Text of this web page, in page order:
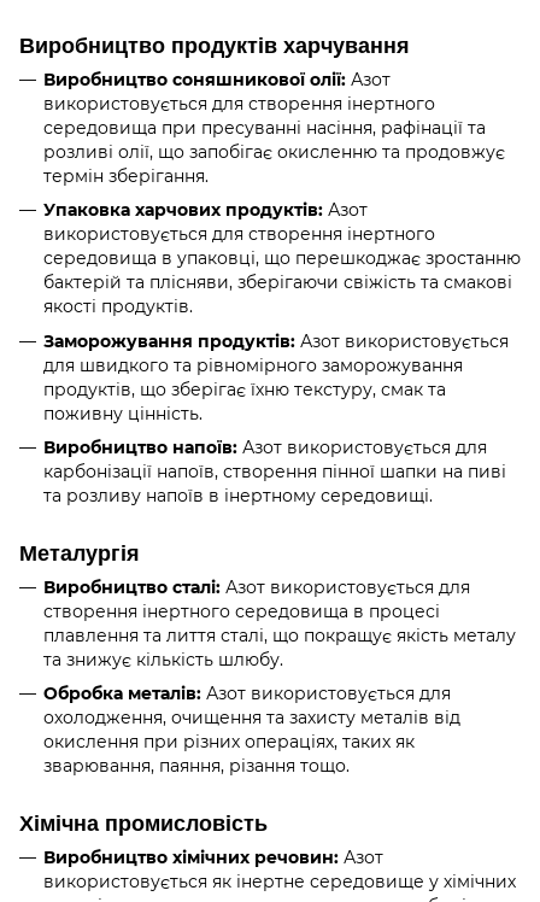
Виробництво продуктів харчування
Виробництво соняшникової олії: Азот
використовується для створення інертного
середовища при пресуванні насіння, рафінації та
розливі олії, що запобігає окисленню та продовжує
термін зберігання.
Упаковка харчових продуктів: Азот
використовується для створення інертного
середовища в упаковці, що перешкоджає зростанню
бактерій та плісняви, зберігаючи свіжість та смакові
якості продуктів.
Заморожування продуктів: Азот використовується
для швидкого та рівномірного заморожування
продуктів, що зберігає їхню текстуру, смак та
поживну цінність.
Виробництво напоїв: Азот використовується для
карбонізації напоїв, створення пінної шапки на пиві
та розливу напоїв в інертному середовищі.
Металургія
Виробництво сталі: Азот використовується для
створення інертного середовища в процесі
плавлення та лиття сталі, що покращує якість металу
та знижує кількість шлюбу.
Обробка металів: Азот використовується для
охолодження, очищення та захисту металів від
окислення при різних операціях, таких як
зварювання, паяння, різання тощо.
Хімічна промисловість
Виробництво хімічних речовин: Азот
використовується як інертне середовище у хімічних